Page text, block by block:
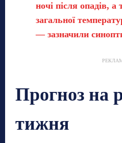
ночі після опадів, а
загальної
— зазначили
Прогноз на
тижня